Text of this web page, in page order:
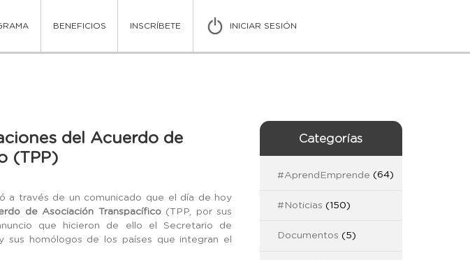
BENEFICIOS INSCRÍBETE INICIAR SESIÓN
del Acuerdo de
(TPP)
a través de un comunicado que el día de hoy
de Asociación Transpacífico(TPP, por sus
que hicieron de ello el Secretario de
sus homólogos de los países que integran el
Categorías
#AprendEmprende (64)
#Noticias (150)
Documentos (5)